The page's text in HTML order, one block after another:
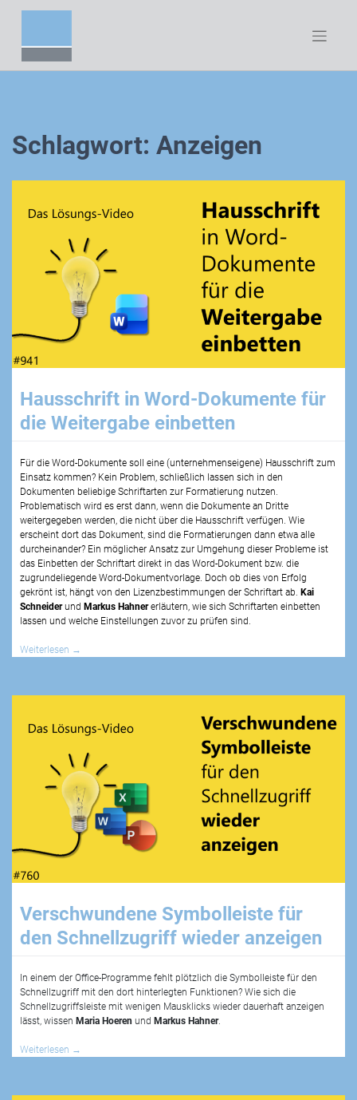
Schlagwort: Anzeigen
Hausschrift in Word-Dokumente für
die Weitergabe einbetten
Für die Word-Dokumente soll eine (unternehmenseigene) Hausschrift zum
Einsatz kommen? Kein Problem, schließlich lassen sich in den
Dokumenten beliebige Schriftarten zur Formatierung nutzen.
Problematisch wird es erst dann, wenn die Dokumente an Dritte
weitergegeben werden, die nicht über die Hausschrift verfügen. Wie
erscheint dort das Dokument, sind die Formatierungen dann etwa alle
durcheinander? Ein möglicher Ansatz zur Umgehung dieser Probleme ist
das Einbetten der Schriftart direkt in das Word-Dokument bzw. die
zugrundeliegende Word-Dokumentvorlage. Doch ob dies von Erfolg
gekrönt ist, hängt von den Lizenzbestimmungen der Schriftart ab. Kai
Schneiderund Markus Hahnererläutern, wie sich Schriftarten einbetten
lassen und welche Einstellungen zuvor zu prüfen sind.
Weiterlesen →
Verschwundene Symbolleiste für
den Schnellzugriff wieder anzeigen
In einem der Office-Programme fehlt plötzlich die Symbolleiste für den
Schnellzugriff mit den dort hinterlegten Funktionen? Wie sich die
Schnellzugriffsleiste mit wenigen Mausklicks wieder dauerhaft anzeigen
lässt, wissen Maria Hoeren und Markus Hahner.
Weiterlesen →